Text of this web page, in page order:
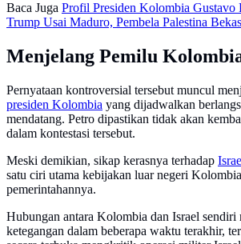
Baca Juga Profil Presiden Kolombia Gustavo
Trump Usai Maduro, Pembela Palestina
Menjelang Pemilu
Pernyataan kontroversial tersebut muncul
presiden Kolombia yang dijadwalkan
mendatang. Petro dipastikan tidak akan
dalam kontestasi tersebut.
Meski demikian, sikap kerasnya terhadap
satu ciri utama kebijakan luar negeri Kolombia
pemerintahannya.
Hubungan antara Kolombia dan Israel sendiri
ketegangan dalam beberapa waktu terakhir,